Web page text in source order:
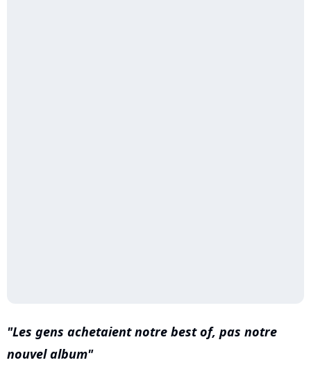
Les gens achetaient notre best of, pas notre
nouvel album